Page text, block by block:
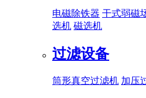
电磁除铁器 干式弱磁
选机 磁选机
过滤设备
筒形真空过滤机 加压